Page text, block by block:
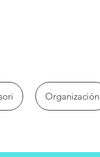
Organización